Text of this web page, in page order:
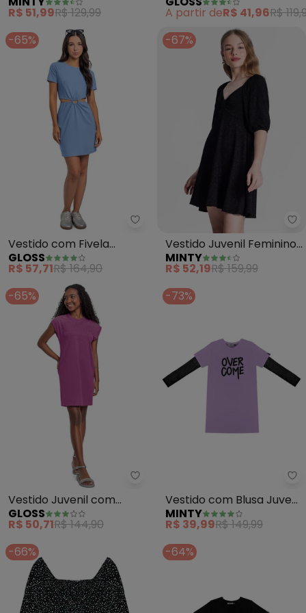
Ribana Canelada Lurex
(Roxo)
R$ 51,99R$ 129,99
Cotton (Preto)
A partir deR$ 41,96R$
-65%
Gloss - Vestido com Fivela
Vestido com Fivela
Juvenil (Azul)
GLOSS
R$ 57,71R$ 164,90
-67%
Vestido Juvenil Feminino
em Lurex (Preto)
MINTY
R$ 52,19R$ 159,99
-65%
Gloss - Vestido Juvenil com
Vestido Juvenil com
Strass (Roxo)
GLOSS
R$ 50,71R$ 144,90
-73%
Vestido com Blusa Juvenil
(Roxo)
MINTY
R$ 39,99R$ 149,99
-66%
-64%